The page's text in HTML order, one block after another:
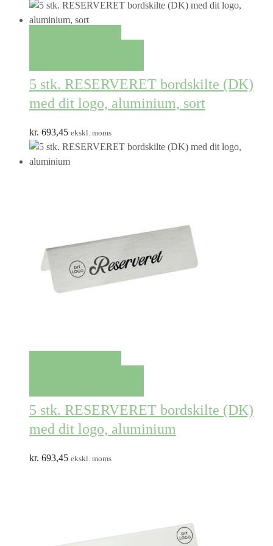
5 stk. RESERVERET bordskilte (DK)
med dit logo, aluminium, sort
kr. 693,45 ekskl. moms
5 stk. RESERVERET bordskilte (DK)
med dit logo, aluminium
kr. 693,45 ekskl. moms